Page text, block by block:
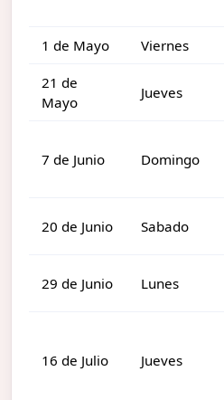
1 de Mayo Viernes
21 de
Mayo
Jueves
7 de Junio Domingo
20 de Junio Sabado
29 de Junio Lunes
16 de Julio Jueves